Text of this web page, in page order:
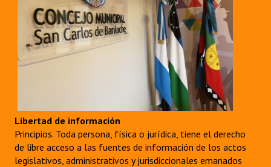
Libertad de información
Principios. Toda persona, física o jurídica, tiene el derecho
de libre acceso a las fuentes de información de los actos
legislativos, administrativos y jurisdiccionales emanados